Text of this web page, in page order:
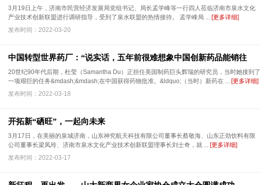
3月19日上午，济南市民营经济发展局党组书记、局长孟学峰等一行四人莅临济南市泉水文化
产业技术创新联盟进行调研指导，受到了泉水联盟的热情接待。 孟学峰局 ... [更多详细]
发布时间：2022-03-20
中国转型世界药厂：“说实话，五年前很难想象中国创新药品能销往
20世纪90年代后期，杜莹（Samantha Du）正担任美国制药巨头辉瑞的研究员，当时她接到了
一项艰巨的任务&mdash;&mdash;在中国获得药物批准。&ldquo;（当时）新药在 ... [更多详细]
发布时间：2022-03-18
开拓新“硒旺”，一起向未来
3月17日，在美丽的泉城济南，山东神究航天科技有限公司董事长蔡敬海、山东正劲饮料有限
公司董事长梁凤玲、济南市泉水文化产业技术创新联盟理事长刘士奇，就 ... [更多详细]
发布时间：2022-03-17